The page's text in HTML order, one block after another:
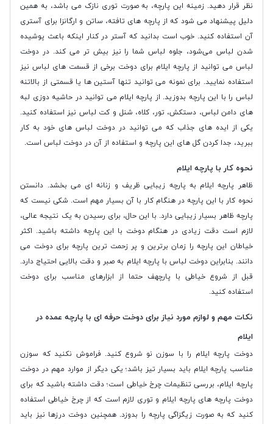
نظر قرار دهید. زمینه این پارچه، به صورت توری نازک می باشد، به همین
دلیل پیشنهاد می شود که از پارچه های تافته، ساتن و ارگانزا برای آستری
آن استفاده کنید. خوب است بدانید که آستر در کنار اینکه باعث پوشیده
شدن لباس می‌شود، جلوه لباس شما را نیز بیش تر می کند. در دوخت
لباس می توانید از پارچه ایلام برای دوخت برخی از قسمت های لباس نیز
استفاده نمایید. برای نمونه‌ می توانید تنها آستین ها یا قسمتی از بالاتنه
لباس را با این پارچه بدوزید. از پارچه ایلام می توانید در حاشیه دوزی لبه
های دامن لباس، دستکش، تور، کلاه، شنل و کت لباس نیز استفاده کنید.
یکی از ایده های جذاب که می توانید در دوخت لباس های خود به کار
ببرید، جدا کردن گل های این پارچه و استفاده از آن در دوخت لباس است.
نحوه کار با پارچه ایلام
ظاهر پارچه ایلام به پارچه زیبایی ظریف و زنانه ای می بخشد. دانستن
نحوه کار با این پارچه در هنگام کار با آن بسیار مهم است. شکی نیست که
پارچه ظاهر بسیار زیبایی دارد. با این حال، برای رسیدن به یک نتیجه عالی،
لازم است دقت زیادی در هنگام دوخت با این پارچه داشته باشید. اکثر
خیاطان این پارچه را زمان برترین و پر زحمت ترین پارچه برای دوخت می
دانند. بنابراین دوخت لباس با پارچه ایلام به صبر و دقت بالایی احتیاج دارد.
قبل از شروع خیاطی با پارچهف حتما از ابزارهای مناسب برای دوخت
استفاده کنید.
نکات مهم و لوازم مورد نیاز برای دوخت حرفه ای با پارچه عمده در
ایلام
دوخت پارچه ایلام را با سوزن نو شروع کنید. فراموش نکنید که سوزن
مناسب پارچه ایلام باید بسیار تیز باشد؛ یکی دیگر از موارد مهم در دوخت
پارچه ایلام، بررسی تنظیمات چرخ خیاطی است؛ دقت داشته باشید که برای
دوخت پارچه های پارچه ایلام و توری لازم است که از چرخ خیاطی استفاده
کنید که به صورت زیگزاگی پارچه را بدوزد. همچنین دوخت درزها نیز باید